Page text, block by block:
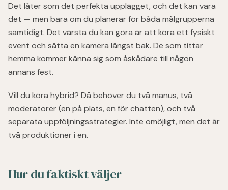
Det låter som det perfekta upplägget, och det kan vara
det — men bara om du planerar för båda målgrupperna
samtidigt. Det värsta du kan göra är att köra ett fysiskt
event och sätta en kamera längst bak. De som tittar
hemma kommer känna sig som åskådare till någon
annans fest.
Vill du köra hybrid? Då behöver du två manus, två
moderatorer (en på plats, en för chatten), och två
separata uppföljningsstrategier. Inte omöjligt, men det är
två produktioner i en.
Hur du faktiskt väljer